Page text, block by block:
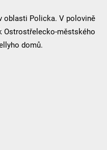
oblasti Policka. V polovině
Ostrostřelecko-městského
domů.